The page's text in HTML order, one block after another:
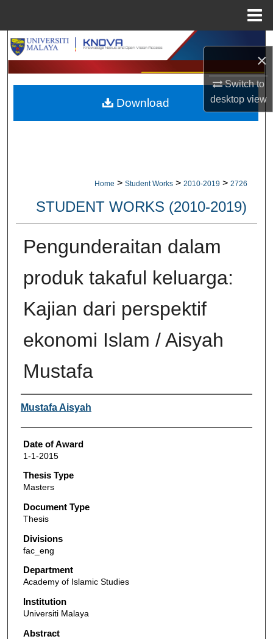
×
Switch to
desktopview
Search
Browse Collections
My Account
Home > Student Works > 2010-2019 > 2726
STUDENT WORKS (2010-2019)
Pengunderaitan dalam
produk takaful keluarga:
Kajian dari perspektif
ekonomi Islam / Aisyah
Mustafa
Author
Mustafa Aisyah
Date of Award
1-1-2015
Thesis Type
Masters
Document Type
Thesis
Divisions
fac_eng
Department
Academy of Islamic Studies
Institution
Universiti Malaya
Abstract
Download